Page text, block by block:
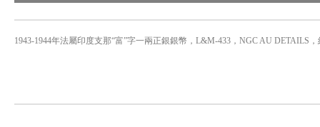
1943-1944年法屬印度支那“富”字一兩正銀銀幣，L&M-433，NGC AU DETAILS